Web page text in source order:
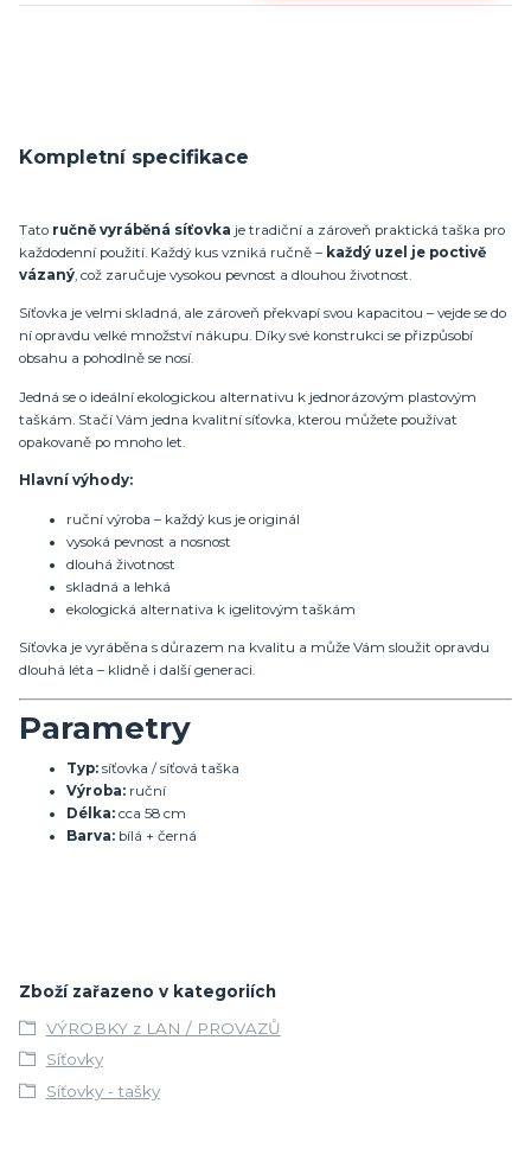
Kompletní specifikace
Tato ručně vyráběná síťovka je tradiční a zároveň praktická taška pro
každodenní použití. Každý kus vzniká ručně – každý uzel je poctivě
vázaný , což zaručuje vysokou pevnost a dlouhou životnost.
Síťovka je velmi skladná, ale zároveň překvapí svou kapacitou – vejde se do
ní opravdu velké množství nákupu. Díky své konstrukci se přizpůsobí
obsahu a pohodlně se nosí.
Jedná se o ideální ekologickou alternativu k jednorázovým plastovým
taškám. Stačí Vám jedna kvalitní síťovka, kterou můžete používat
opakovaně po mnoho let.
Hlavní výhody:
ruční výroba – každý kus je originál
vysoká pevnost a nosnost
dlouhá životnost
skladná a lehká
ekologická alternativa k igelitovým taškám
Síťovka je vyráběna s důrazem na kvalitu a může Vám sloužit opravdu
dlouhá léta – klidně i další generaci.
Parametry
Typ: síťovka / síťová taška
Výroba: ruční
Délka: cca 58 cm
Barva: bílá + černá
Zboží zařazeno v kategoriích
VÝROBKY z LAN / PROVAZŮ
Síťovky
Síťovky - tašky